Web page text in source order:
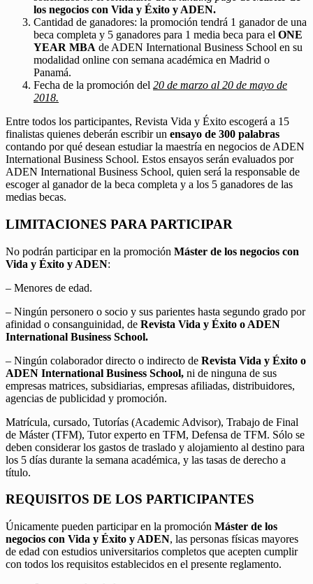
los negocios con Vida y Éxito y ADEN.
Cantidad de ganadores: la promoción tendrá 1 ganador de una
beca completa y 5 ganadores para 1 media beca para el ONE
YEAR MBA de ADEN International Business School en su
modalidad online con semana académica en Madrid o
Panamá.
Fecha de la promoción del 20 de marzo al 20 de mayo de
2018.
Entre todos los participantes, Revista Vida y Éxito escogerá a 15
finalistas quienes deberán escribir un ensayo de 300 palabras
contando por qué desean estudiar la maestría en negocios de ADEN
International Business School. Estos ensayos serán evaluados por
ADEN International Business School, quien será la responsable de
escoger al ganador de la beca completa y a los 5 ganadores de las
medias becas.
LIMITACIONES PARA PARTICIPAR
No podrán participar en la promoción Máster de los negocios con
Vida y Éxito y ADEN:
– Menores de edad.
– Ningún personero o socio y sus parientes hasta segundo grado por
afinidad o consanguinidad, de Revista Vida y Éxito o ADEN
International Business School.
– Ningún colaborador directo o indirecto de Revista Vida y Éxito o
ADEN International Business School, ni de ninguna de sus
empresas matrices, subsidiarias, empresas afiliadas, distribuidores,
agencias de publicidad y promoción.
Matrícula, cursado, Tutorías (Academic Advisor), Trabajo de Final
de Máster (TFM), Tutor experto en TFM, Defensa de TFM. Sólo se
deben considerar los gastos de traslado y alojamiento al destino para
los 5 días durante la semana académica, y las tasas de derecho a
título.
REQUISITOS DE LOS PARTICIPANTES
Únicamente pueden participar en la promoción Máster de los
negocios con Vida y Éxito y ADEN, las personas físicas mayores
de edad con estudios universitarios completos que acepten cumplir
con todos los requisitos establecidos en el presente reglamento.